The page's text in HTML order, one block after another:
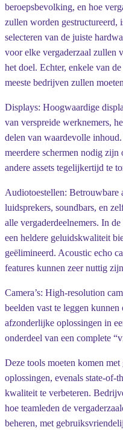
beroepsbevolking, en hoe
zullen worden gestructureerd,
selecteren van de juiste
voor elke vergaderzaal zullen
het doel. Echter, enkele van
meeste bedrijven zullen
Displays: Hoogwaardige
van verspreide werknemers,
delen van waardevolle
meerdere schermen nodig zijn
andere assets tegelijkertijd te
Audiotoestellen: Betrouwbare
luidsprekers, soundbars, en
alle vergaderdeelnemers. In
een heldere geluidskwaliteit
geëlimineerd. Acoustic echo
features kunnen zeer nuttig
Camera’s: High-resolution
beelden vast te leggen
afzonderlijke oplossingen in
onderdeel van een complete
Deze tools moeten komen
oplossingen, evenals state-of-
kwaliteit te verbeteren.
hoe teamleden de
beheren, met